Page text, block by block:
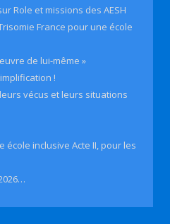
Role et missions des AESH
France pour une école
de lui-même »
!
vécus et leurs situations
école inclusive Acte II, pour les